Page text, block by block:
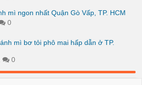
mì ngon nhất Quận Gò Vấp, TP. HCM
0
mì bơ tỏi phô mai hấp dẫn ở TP.
0